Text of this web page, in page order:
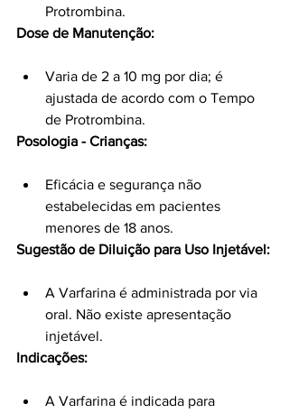
Protrombina.
Dose de Manutenção:
Varia de 2 a 10 mg por dia; é
ajustada de acordo com o Tempo
de Protrombina.
Posologia - Crianças:
Eficácia e segurança não
estabelecidas em pacientes
menores de 18 anos.
Sugestão de Diluição para Uso Injetável:
A Varfarina é administrada por via
oral. Não existe apresentação
injetável.
Indicações:
A Varfarina é indicada para